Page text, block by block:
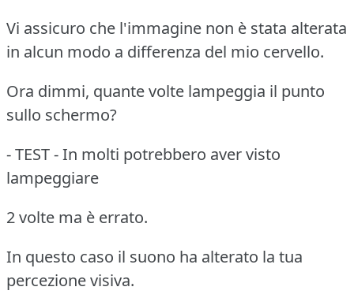
Vi assicuro che l'immagine non è stata alterata
in alcun modo a differenza del mio cervello.
Ora dimmi, quante volte lampeggia il punto
sullo schermo?
- TEST - In molti potrebbero aver visto
lampeggiare
2 volte ma è errato.
In questo caso il suono ha alterato la tua
percezione visiva.